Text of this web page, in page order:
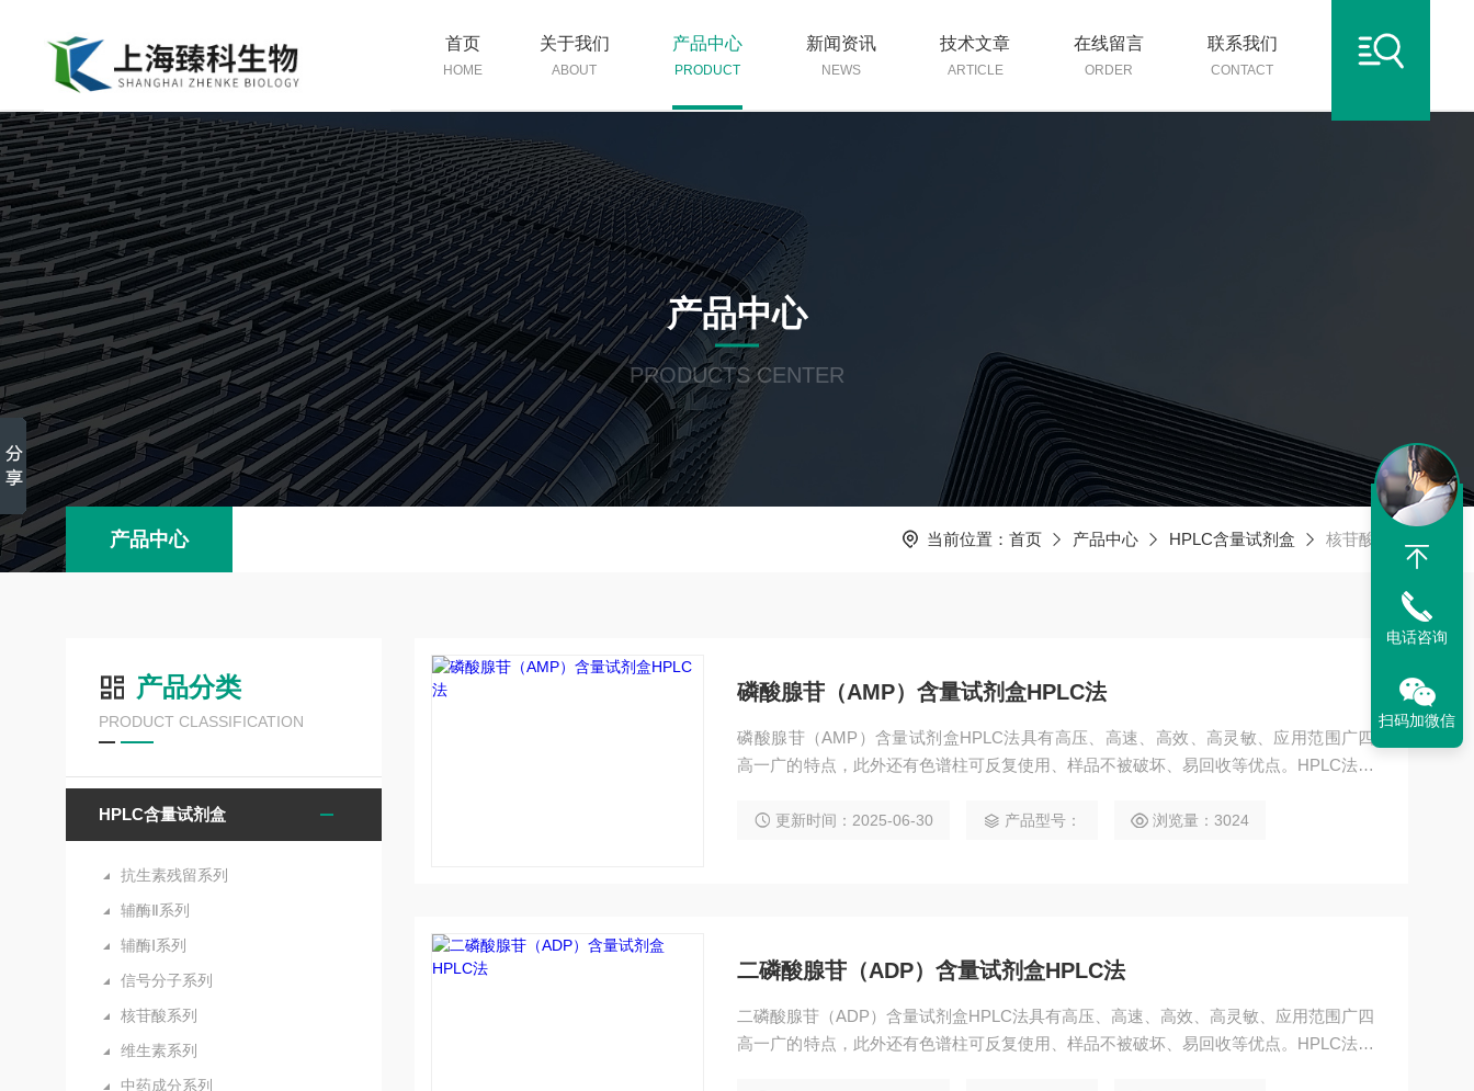
首页
HOME
关于我们
ABOUT
产品中心
PRODUCT
新闻资讯
NEWS
技术文章
ARTICLE
在线留言
ORDER
联系我们
CONTACT
产品中心
PRODUCTS CENTER
产品中心 当前位置： 首页 产品中心 HPLC含量试剂盒 核苷酸系列
产品分类
PRODUCT CLASSIFICATION
HPLC含量试剂盒
抗生素残留系列
辅酶Ⅱ系列
辅酶Ⅰ系列
信号分子系列
核苷酸系列
维生素系列
中药成分系列
磷酸腺苷（AMP）含量试剂盒HPLC法
磷酸腺苷（AMP）含量试剂盒HPLC法具有高压、高速、高效、高灵敏、应用范围广四
高一广的特点，此外还有色谱柱可反复使用、样品不被破坏、易回收等优点。HPLC法应
更新时间：2025-06-30 产品型号： 浏览量：3024
二磷酸腺苷（ADP）含量试剂盒HPLC法
二磷酸腺苷（ADP）含量试剂盒HPLC法具有高压、高速、高效、高灵敏、应用范围广四
高一广的特点，此外还有色谱柱可反复使用、样品不被破坏、易回收等优点。HPLC法应
电话咨询
扫码加微信